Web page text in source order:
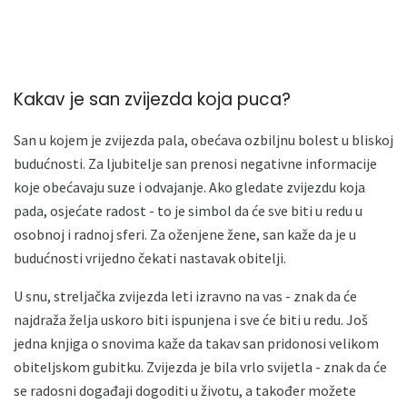
Kakav je san zvijezda koja puca?
San u kojem je zvijezda pala, obećava ozbiljnu bolest u bliskoj
budućnosti. Za ljubitelje san prenosi negativne informacije
koje obećavaju suze i odvajanje. Ako gledate zvijezdu koja
pada, osjećate radost - to je simbol da će sve biti u redu u
osobnoj i radnoj sferi. Za oženjene žene, san kaže da je u
budućnosti vrijedno čekati nastavak obitelji.
U snu, streljačka zvijezda leti izravno na vas - znak da će
najdraža želja uskoro biti ispunjena i sve će biti u redu. Još
jedna knjiga o snovima kaže da takav san pridonosi velikom
obiteljskom gubitku. Zvijezda je bila vrlo svijetla - znak da će
se radosni događaji dogoditi u životu, a također možete